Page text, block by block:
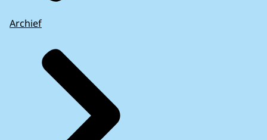
Archief